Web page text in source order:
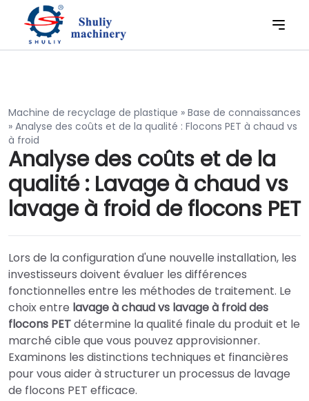
Machine de recyclage de plastique » Base de connaissances
» Analyse des coûts et de la qualité : Flocons PET à chaud vs
à froid
Analyse des coûts et de la
qualité : Lavage à chaud vs
lavage à froid de flocons PET
Lors de la configuration d'une nouvelle installation, les
investisseurs doivent évaluer les différences
fonctionnelles entre les méthodes de traitement. Le
choix entre lavage à chaud vs lavage à froid des
flocons PETdétermine la qualité finale du produit et le
marché cible que vous pouvez approvisionner.
Examinons les distinctions techniques et financières
pour vous aider à structurer un processus de lavage
de flocons PET efficace.